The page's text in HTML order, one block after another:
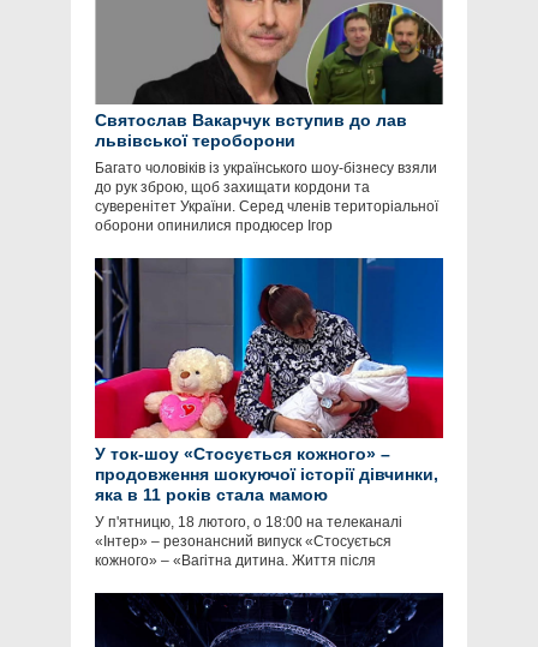
Святослав Вакарчук вступив до лав
львівської тероборони
Багато чоловіків із українського шоу-бізнесу взяли
до рук зброю, щоб захищати кордони та
суверенітет України. Серед членів територіальної
оборони опинилися продюсер Ігор
У ток-шоу «Стосується кожного» –
продовження шокуючої історії дівчинки,
яка в 11 років стала мамою
У п'ятницю, 18 лютого, о 18:00 на телеканалі
«Інтер» – резонансний випуск «Стосується
кожного» – «Вагітна дитина. Життя після